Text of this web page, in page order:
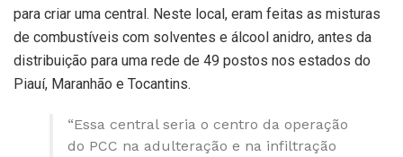
para criar uma central. Neste local, eram feitas as misturas
de combustíveis com solventes e álcool anidro, antes da
distribuição para uma rede de 49 postos nos estados do
Piauí, Maranhão e Tocantins.
“Essa central seria o centro da operação
do PCC na adulteração e na infiltração